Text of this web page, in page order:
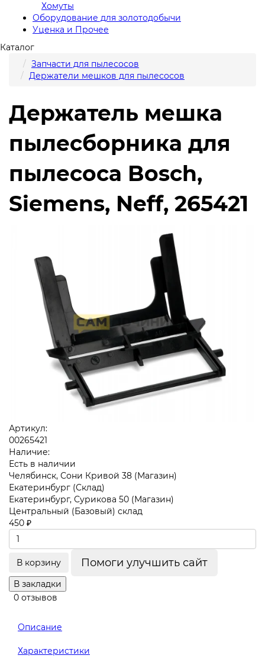
Хомуты
Оборудование для золотодобычи
Уценка и Прочее
Каталог
Запчасти для пылесосов
Держатели мешков для пылесосов
Держатель мешка
пылесборника для
пылесоса Bosch,
Siemens, Neff, 265421
Артикул:
00265421
Наличие:
Есть в наличии
Челябинск, Сони Кривой 38 (Магазин)
Екатеринбург (Склад)
Екатеринбург, Сурикова 50 (Магазин)
Центральный (Базовый) склад
450 ₽
В корзину Помоги улучшить сайт
В закладки
0 отзывов
Описание
Характеристики